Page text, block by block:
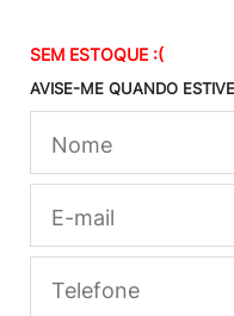
SEM ESTOQUE :(
AVISE-ME QUANDO